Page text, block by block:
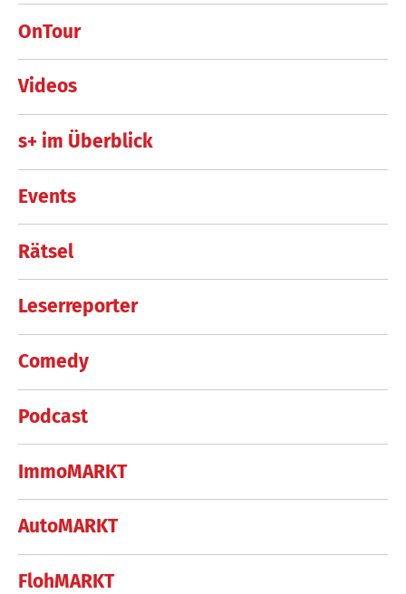
OnTour
Videos
s+ im Überblick
Events
Rätsel
Leserreporter
Comedy
Podcast
ImmoMARKT
AutoMARKT
FlohMARKT